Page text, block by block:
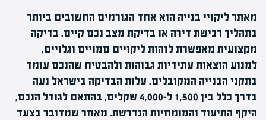
מאתר ליקויי בנייה הוא אחד הגורמים החשובים ביותר
בתהליך רכישת דירה או בדיקת מצב נכס קיים. בדיקה
מקצועית מאפשרת לזהות ליקויים סמויים וגלויים,
למנוע הוצאות עתידיות גבוהות ולהבטיח שהנכס עומד
בתקני הבנייה המקובלים. עלות הבדיקה בישראל נעה
בדרך כלל בין 1,500 ל-4,000 שקלים, בהתאם לגודל הנכס,
היקף התיעוד והמומחיות הנדרשת. מאחר שמדובר בצעד